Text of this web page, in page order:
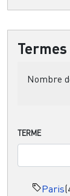
Termes
Nombre
TERME
Paris